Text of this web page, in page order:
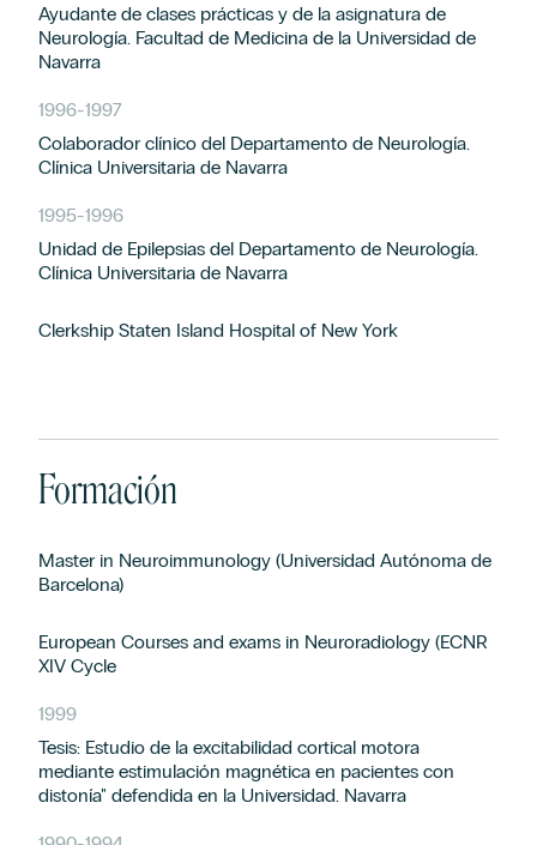
Ayudante de clases prácticas y de la asignatura de
Neurología. Facultad de Medicina de la Universidad de
Navarra
1996-1997
Colaborador clínico del Departamento de Neurología.
Clínica Universitaria de Navarra
1995-1996
Unidad de Epilepsias del Departamento de Neurología.
Clínica Universitaria de Navarra
Clerkship Staten Island Hospital of New York
Formación
Master in Neuroimmunology (Universidad Autónoma de
Barcelona)
European Courses and exams in Neuroradiology (ECNR
XIV Cycle
1999
Tesis: Estudio de la excitabilidad cortical motora
mediante estimulación magnética en pacientes con
distonía" defendida en la Universidad. Navarra